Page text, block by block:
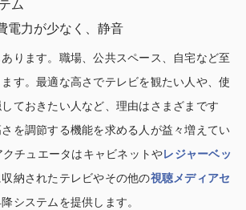
ム
電力が少なく、静音
ります。職場、公共スペース、自宅など至
す。最適な高さでテレビを観たい人や、使
ておきたい人など、理由はさまざまです
を調節する機能を求める人が益々増えてい
チュエータはキャビネットやレジャーベッ
納されたテレビやその他の視聴メディアセ
システムを提供します。